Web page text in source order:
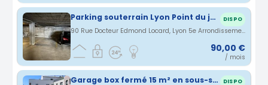
Parking souterrain Lyon Point du jour/EdLocard DISPO
90 Rue Docteur Edmond Locard, Lyon 5e Arrondissement, Auvergne-Rhône-Alpes, France · 4.16 km
90,00 €
/ mois
Garage box fermé 15 m² en sous-sol – Villeurbanne (Maubant) DISPO